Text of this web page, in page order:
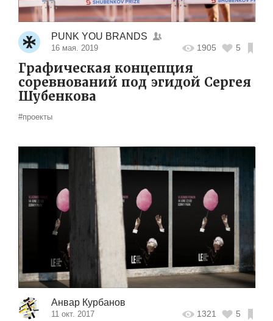
PUNK YOU BRANDS
16 мая. 2019 1905 5
Графическая концепция
соревнований под эгидой Сергея
Шубенкова
#проекты
Анвар Курбанов
11 окт. 2017 1321 5